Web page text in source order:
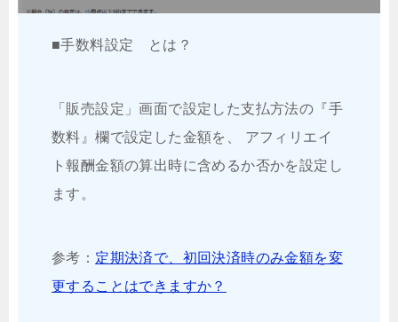
■手数料設定 とは？
「販売設定」画面で設定した支払方法の『手
数料』欄で設定した金額を、 アフィリエイ
ト報酬金額の算出時に含めるか否かを設定し
ます。
参考： 定期決済で、初回決済時のみ金額を変
更することはできますか？